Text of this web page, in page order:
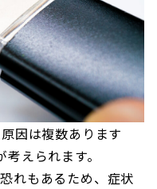
因は複数あります
えられます。
れもあるため、症状